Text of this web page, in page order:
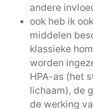
andere
ook heb ik
middelen
klassieke
worden
HPA-as (het
lichaam), de
de werking